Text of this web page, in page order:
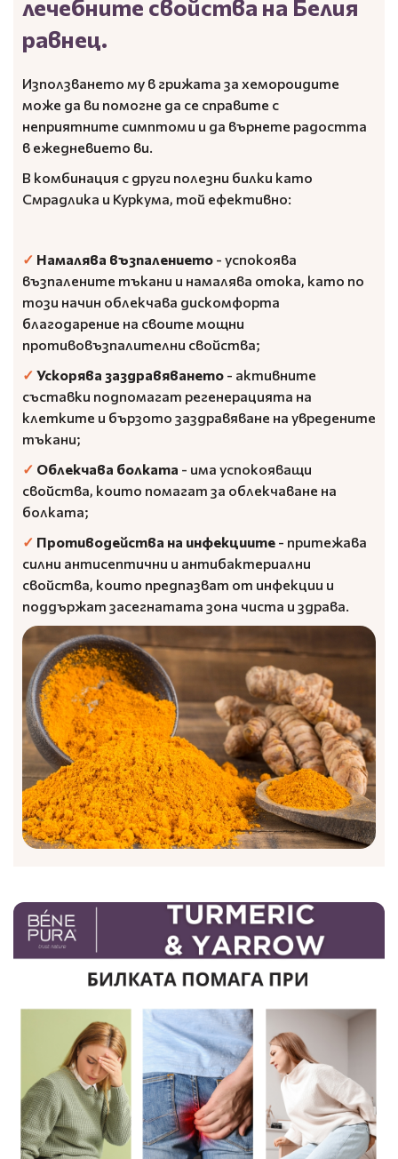
лечебните свойства на Белия
равнец.
Използването му в грижата за хемороидите
може да ви помогне да се справите с
неприятните симптоми и да върнете радостта
в ежедневието ви.
В комбинация с други полезни билки като
Смрадлика и Куркума, той ефективно:
✓ Намалява възпалението - успокоява
възпалените тъкани и намалява отока, като по
този начин облекчава дискомфорта
благодарение на своите мощни
противовъзпалителни свойства;
✓ Ускорява заздравяването - активните
съставки подпомагат регенерацията на
клетките и бързото заздравяване на увредените
тъкани;
✓ Облекчава болката - има успокояващи
свойства, които помагат за облекчаване на
болката;
✓ Противодейства на инфекциите - притежава
силни антисептични и антибактериални
свойства, които предпазват от инфекции и
поддържат засегнатата зона чиста и здрава.